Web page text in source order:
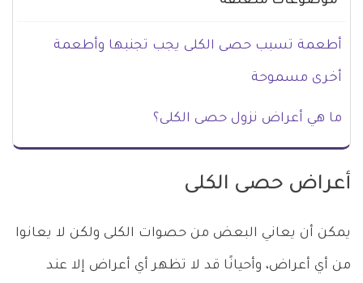
أطعمة تسبب حصى الكلى يجب تجنبها وأطعمة
أخرى مسموحة
ما هي أعراض نزول حصى الكلى؟
أعراض حصى الكلى
يمكن أن يعاني البعض من حصوات الكلى ولكن لا يعانوا
من أي أعراض، وأحيانًا قد لا تظهر أي أعراض إلا عند